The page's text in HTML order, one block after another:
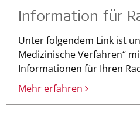
Information für
Unter folgendem Link ist
Medizinische Verfahren“
Informationen für Ihren
Mehr erfahren